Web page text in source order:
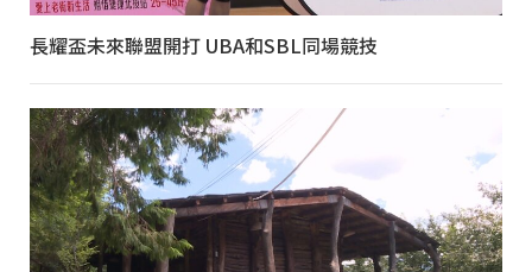
長耀盃未來聯盟開打 UBA和SBL同場競技